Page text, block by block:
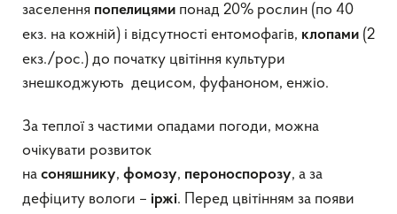
заселення попелицями понад 20% рослин (по 40
екз. на кожній) і відсутності ентомофагів, клопами (2
екз./рос.) до початку цвітіння культури
знешкоджують децисом, фуфаноном, енжіо.
За теплої з частими опадами погоди, можна
очікувати розвиток
на соняшнику, фомозу, пероноспорозу, а за
дефіциту вологи – іржі. Перед цвітінням за появи